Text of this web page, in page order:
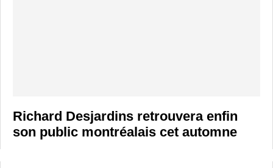
Richard Desjardins retrouvera enfin
son public montréalais cet automne